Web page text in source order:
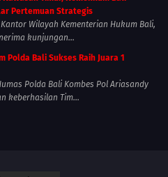
Pertemuan Strategis
Wilayah Kementerian Hukum Bali,
kunjungan...
Polda Bali Sukses Raih Juara 1
Polda Bali Kombes Pol Ariasandy
keberhasilan Tim...